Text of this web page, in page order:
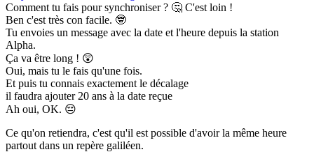
Comment tu fais pour synchroniser ? 🤔 C'est loin !
Ben c'est très con facile. 🤓
Tu envoies un message avec la date et l'heure depuis la station
Alpha.
Ça va être long ! 😲
Oui, mais tu le fais qu'une fois.
Et puis tu connais exactement le décalage
il faudra ajouter 20 ans à la date reçue
Ah oui, OK. 😔
Ce qu'on retiendra, c'est qu'il est possible d'avoir la même heure
partout dans un repère galiléen.